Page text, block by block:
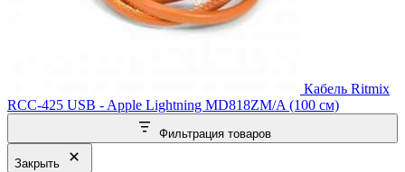
Кабель Ritmix
RCC-425 USB - Apple Lightning MD818ZM/A (100 см)
Фильтрация товаров
Закрыть